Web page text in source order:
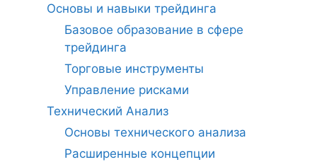
Основы и навыки трейдинга
Базовое образование в сфере
трейдинга
Торговые инструменты
Управление рисками
Технический Анализ
Основы технического анализа
Расширенные концепции